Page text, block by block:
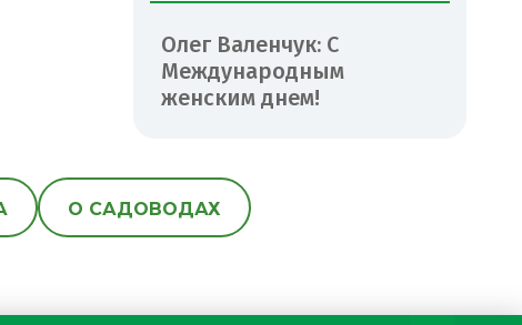
Олег Валенчук: С
Международным
женским днем!
О САДОВОДАХ